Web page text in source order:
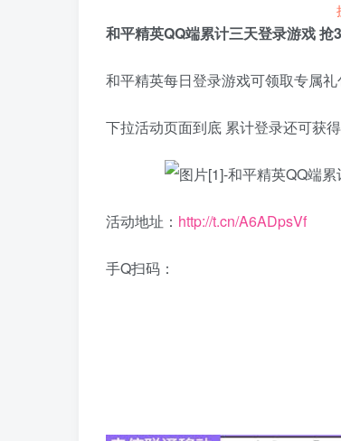
和平精英QQ端累计三天登录游戏 抢
和平精英每日登录游戏可领取专属
下拉活动页面到底 累计登录还可获
活动地址： http://t.cn/A6ADpsVf
手Q扫码：